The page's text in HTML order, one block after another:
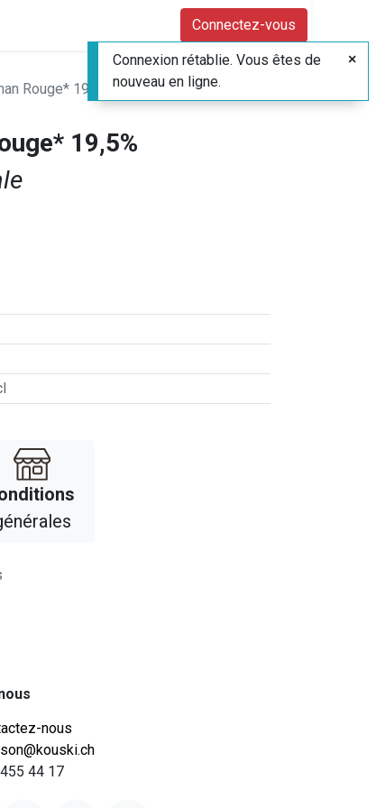
Connectez-vous
Rouge* 19,5%
19,5%
nous
44 17
Connexion rétablie. Vous êtes de
nouveau en ligne.